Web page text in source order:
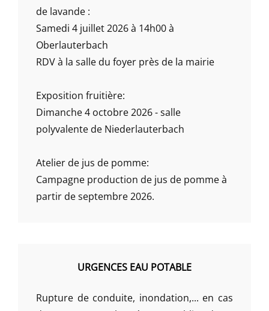
de lavande :
Samedi 4 juillet 2026 à 14h00 à
Oberlauterbach
RDV à la salle du foyer près de la mairie
Exposition fruitière:
Dimanche 4 octobre 2026 - salle
polyvalente de Niederlauterbach
Atelier de jus de pomme:
Campagne production de jus de pomme à
partir de septembre 2026.
URGENCES EAU POTABLE
Rupture de conduite, inondation,... en cas